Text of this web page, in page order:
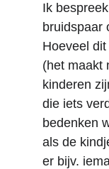
Ik
bruidspaar
Hoeveel
(het maakt
kinderen
die iets
bedenken
als de
er bijv.